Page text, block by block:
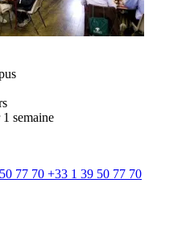
semaine
+33 1 39 50 77 70